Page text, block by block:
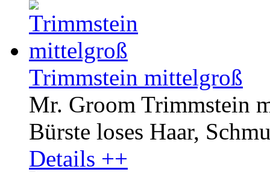
Trimmstein mittelgroß
Mr. Groom Trimmstein
Bürste loses Haar,
Details ++